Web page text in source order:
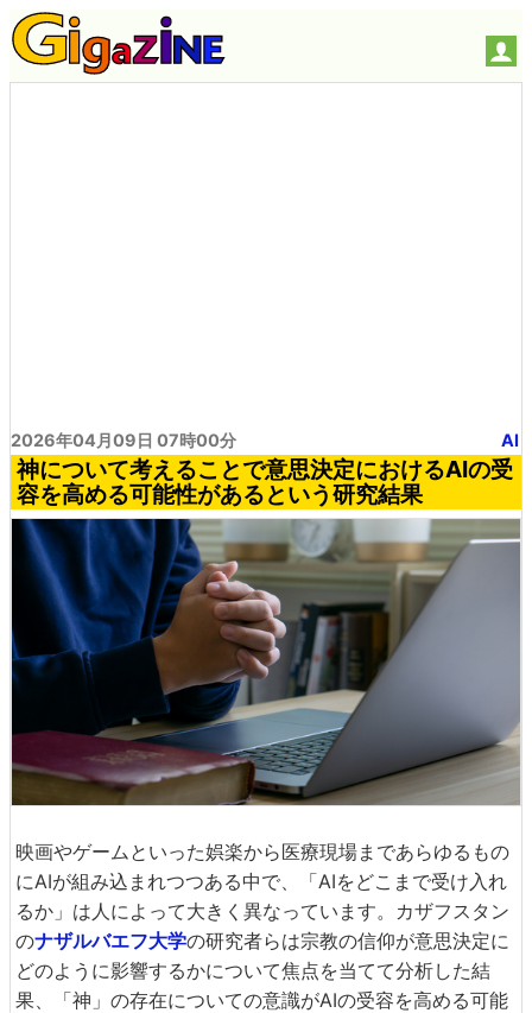
2026年04月09日 07時00分 AI
神について考えることで意思決定におけるAIの受
容を高める可能性があるという研究結果
映画やゲームといった娯楽から医療現場まであらゆるもの
にAIが組み込まれつつある中で、「AIをどこまで受け入れ
るか」は人によって大きく異なっています。カザフスタン
のナザルバエフ大学の研究者らは宗教の信仰が意思決定に
どのように影響するかについて焦点を当てて分析した結
果、「神」の存在についての意識がAIの受容を高める可能